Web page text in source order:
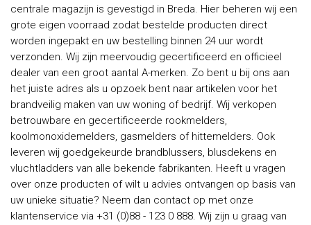
centrale magazijn is gevestigd in Breda. Hier beheren wij een
grote eigen voorraad zodat bestelde producten direct
worden ingepakt en uw bestelling binnen 24 uur wordt
verzonden. Wij zijn meervoudig gecertificeerd en officieel
dealer van een groot aantal A-merken. Zo bent u bij ons aan
het juiste adres als u opzoek bent naar artikelen voor het
brandveilig maken van uw woning of bedrijf. Wij verkopen
betrouwbare en gecertificeerde rookmelders,
koolmonoxidemelders, gasmelders of hittemelders. Ook
leveren wij goedgekeurde brandblussers, blusdekens en
vluchtladders van alle bekende fabrikanten. Heeft u vragen
over onze producten of wilt u advies ontvangen op basis van
uw unieke situatie? Neem dan contact op met onze
klantenservice via +31 (0)88 - 123 0 888. Wij zijn u graag van